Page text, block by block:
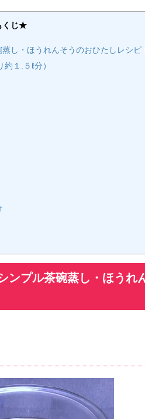
じ★
し・ほうれんそうのおひたしレシピ
１.５ℓ分）
ンプル茶碗蒸し・ほうれ